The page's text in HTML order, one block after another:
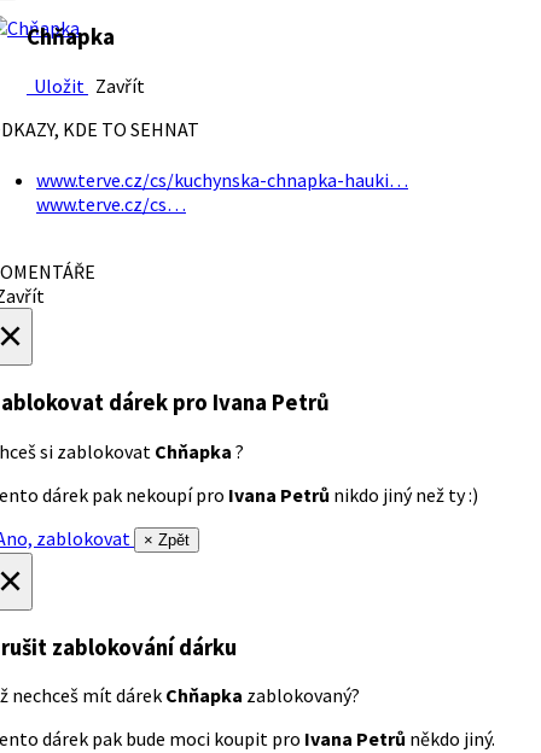
Chňapka
Uložit Zavřít
KDE TO SEHNAT
www.terve.cz/cs/kuchynska-chnapka-hauki…
www.terve.cz/cs…
dárek pro Ivana Petrů
si zablokovat Chňapka ?
dárek pak nekoupí pro Ivana Petrů nikdo jiný než ty :)
zablokovat
× Zpět
zablokování dárku
nechceš mít dárek Chňapka zablokovaný?
dárek pak bude moci koupit pro Ivana Petrů někdo jiný.